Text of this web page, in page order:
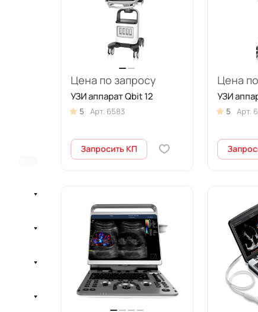
Цена по запросу
УЗИ аппарат Qbit 12
5 Арт. 6583
Запросить КП
Цена
УЗИ
5 Арт.